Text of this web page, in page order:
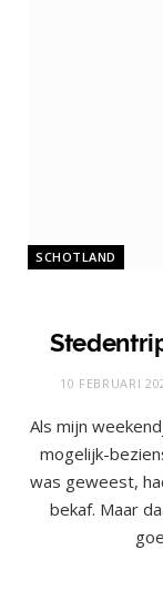
SCHOTLAND
10 FEBRUARI
Als mijn
mogelijk-
was geweest,
bekaf. Maar